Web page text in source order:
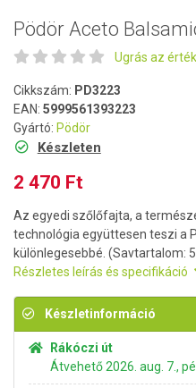
Pödör Aceto
Ugrás az
Cikkszám: PD3223
EAN: 5999561393223
Gyártó: Pödör
Készleten
2 470 Ft
Az egyedi szőlőfajta, a
technológia együttesen teszi a
különlegesebbé. (Savtartalom:
Részletes leírás és specifikáció
Készletinformáció
Rákóczi út
Átvehető 2026. aug. 7.,